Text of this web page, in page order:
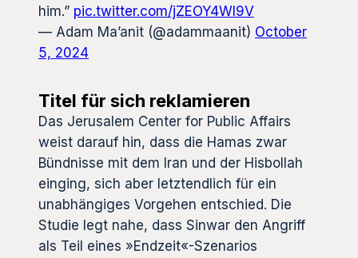
him.” pic.twitter.com/jZEOY4Wl9V
— Adam Ma’anit (@adammaanit) October
5, 2024
Titel für sich reklamieren
Das Jerusalem Center for Public Affairs
weist darauf hin, dass die Hamas zwar
Bündnisse mit dem Iran und der Hisbollah
einging, sich aber letztendlich für ein
unabhängiges Vorgehen entschied. Die
Studie legt nahe, dass Sinwar den Angriff
als Teil eines »Endzeit«-Szenarios